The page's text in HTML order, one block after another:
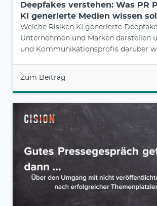
Deepfakes verstehen: Was PR
KI generierte Medien wissen
Welche Risiken KI generierte
Unternehmen und Marken darstellen
und Kommunikationsprofis darüber
Zum Beitrag